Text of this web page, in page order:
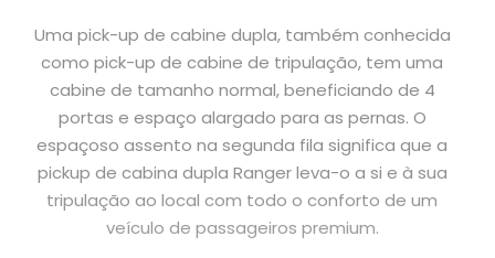
Uma pick-up de cabine dupla, também conhecida
como pick-up de cabine de tripulação, tem uma
cabine de tamanho normal, beneficiando de 4
portas e espaço alargado para as pernas. O
espaçoso assento na segunda fila significa que a
pickup de cabina dupla Ranger leva-o a si e à sua
tripulação ao local com todo o conforto de um
veículo de passageiros premium.